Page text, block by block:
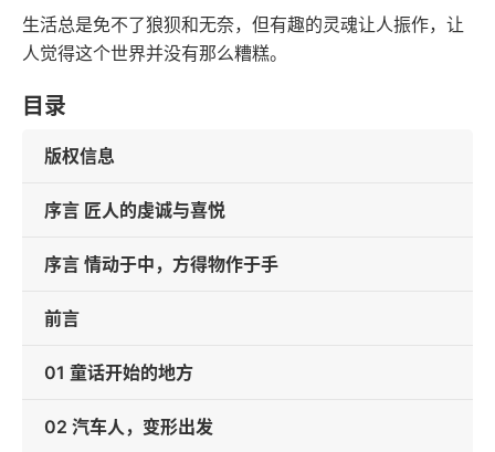
生活总是免不了狼狈和无奈，但有趣的灵魂让人振作，让
人觉得这个世界并没有那么糟糕。
目录
版权信息
序言 匠人的虔诚与喜悦
序言 情动于中，方得物作于手
前言
01 童话开始的地方
02 汽车人，变形出发